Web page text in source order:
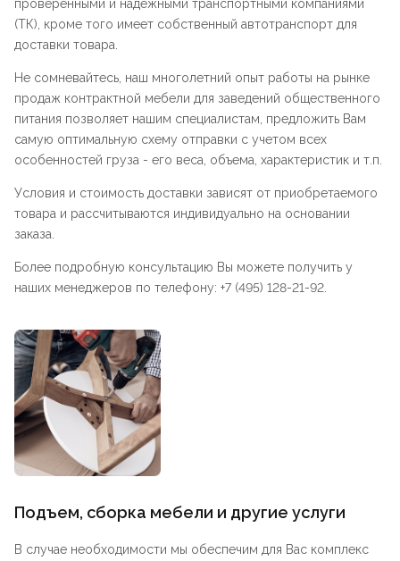
проверенными и надежными транспортными компаниями
(ТК), кроме того имеет собственный автотранспорт для
доставки товара.
Не сомневайтесь, наш многолетний опыт работы на рынке
продаж контрактной мебели для заведений общественного
питания позволяет нашим специалистам, предложить Вам
самую оптимальную схему отправки с учетом всех
особенностей груза - его веса, объема, характеристик и т.п.
Условия и стоимость доставки зависят от приобретаемого
товара и рассчитываются индивидуально на основании
заказа.
Более подробную консультацию Вы можете получить у
наших менеджеров по телефону: +7 (495) 128-21-92.
Подъем, сборка мебели и другие услуги
В случае необходимости мы обеспечим для Вас комплекс